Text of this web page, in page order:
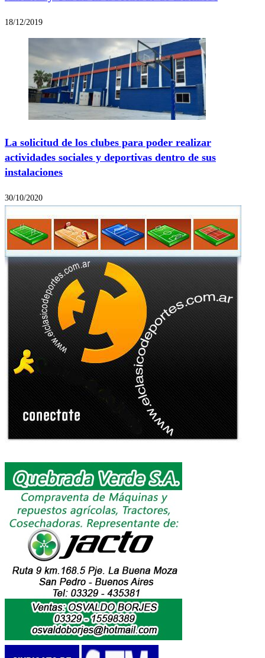
18/12/2019
La solicitud de los clubes para poder realizar
actividades sociales y deportivas dentro de sus
instalaciones
30/10/2020